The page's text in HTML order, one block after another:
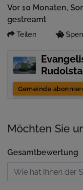
Vor 10 Monaten,
gestreamt
Teilen
Gemeinde
Möchten Sie
Gesamtbewertung